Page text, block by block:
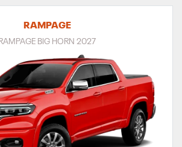
RAMPAGE
RAMPAGE BIG HORN 2027